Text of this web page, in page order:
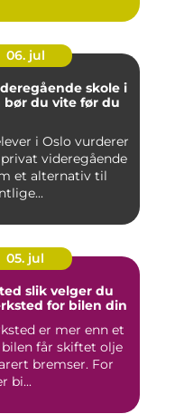
06. jul
skole i
i Oslo vurderer
videregående
et alternativ til
05. jul
du
for bilen din
er mer enn et
får skiftet olje
bremser. For
bi...